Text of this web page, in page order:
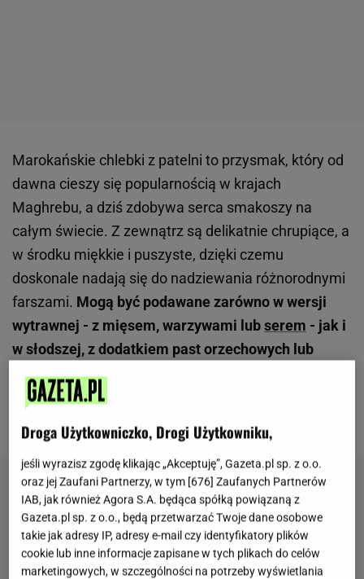
Marokańskie chlebki z patelni to przysmak, który od
dawna cieszy się popularnością w krajach
Maghrebu, a dziś zdobywa serca smakoszy na
całym świecie. Z zewnątrz są delikatnie chrupiące, a
w środku miękkie i puszyste, dzięki czemu
doskonale nadają się do nadziewania różnorodnymi
farszami. Mogą być podawane zarówno w wersji
wytrawnej - z mięsem, warzywami lubserem - jak i
w słodszej, z dodatkiem past orzechowych lub
czekolady.Ich uniwersalność sprawia, że można je
dopasować do własnych upodobań i za każdym
Droga Użytkowniczko, Drogi Użytkowniku,
jeśli wyrazisz zgodę klikając „Akceptuję”, Gazeta.pl sp. z o.o.
oraz jej Zaufani Partnerzy, w tym [676] Zaufanych Partnerów
IAB, jak również Agora S.A. będąca spółką powiązaną z
Gazeta.pl sp. z o.o., będą przetwarzać Twoje dane osobowe
takie jak adresy IP, adresy e-mail czy identyfikatory plików
cookie lub inne informacje zapisane w tych plikach do celów
marketingowych, w szczególności na potrzeby wyświetlania